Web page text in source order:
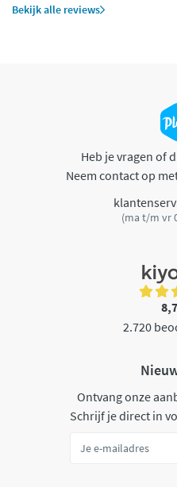
Bekijk alle reviews
Heb je vragen of
Neem contact op
(ma t/m vr
2.720
Ontvang onze
Schrijf je direct in